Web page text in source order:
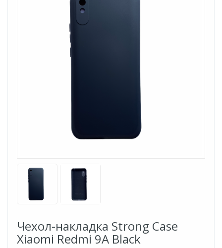
Чехол-накладка Strong Case
Xiaomi Redmi 9A Black